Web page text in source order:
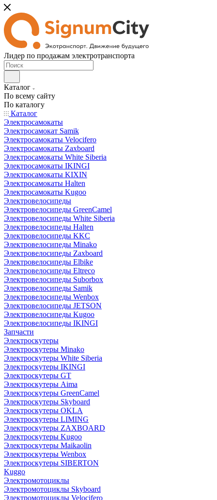
Лидер по продажам электротранспорта
Каталог
По всему сайту
По каталогу
Каталог
Электросамокаты
Электросамокат Samik
Электросамокаты Velocifero
Электросамокаты Zaxboard
Электросамокаты White Siberia
Электросамокаты IKINGI
Электросамокаты KIXIN
Электросамокаты Halten
Электросамокаты Kugoo
Электровелосипеды
Электровелосипеды GreenCamel
Электровелосипеды White Siberia
Электровелосипеды Halten
Электровелосипеды KKC
Электровелосипеды Minako
Электровелосипеды Zaxboard
Электровелосипеды Elbike
Электровелосипеды Eltreco
Электровелосипеды Suborbox
Электровелосипеды Samik
Электровелосипеды Wenbox
Электровелосипеды JETSON
Электровелосипеды Kugoo
Электровелосипеды IKINGI
Запчасти
Электроскутеры
Электроскутеры Minako
Электроскутеры White Siberia
Электроскутеры IKINGI
Электроскутеры GT
Электроскутеры Aima
Электроскутеры GreenCamel
Электроскутеры Skyboard
Электроскутеры OKLA
Электроскутеры LIMING
Электроскутеры ZAXBOARD
Электроскутеры Kugoo
Электроскутеры Maikaolin
Электроскутеры Wenbox
Электроскутеры SIBERTON
Kuggo
Электромотоциклы
Электромотоциклы Skyboard
Электромотоциклы Velocifero